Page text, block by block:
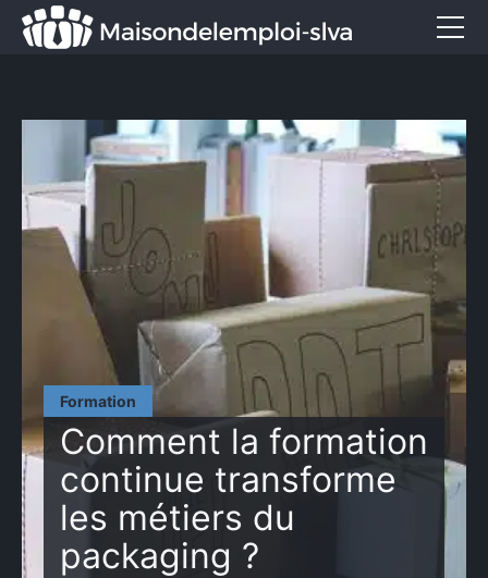
Formation
Comment la formation
continue transforme
les métiers du
packaging ?
Formation
Marketing
Entreprise
Services
CONTACT